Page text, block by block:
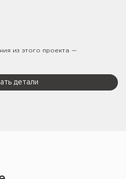
из этого проекта —
детали